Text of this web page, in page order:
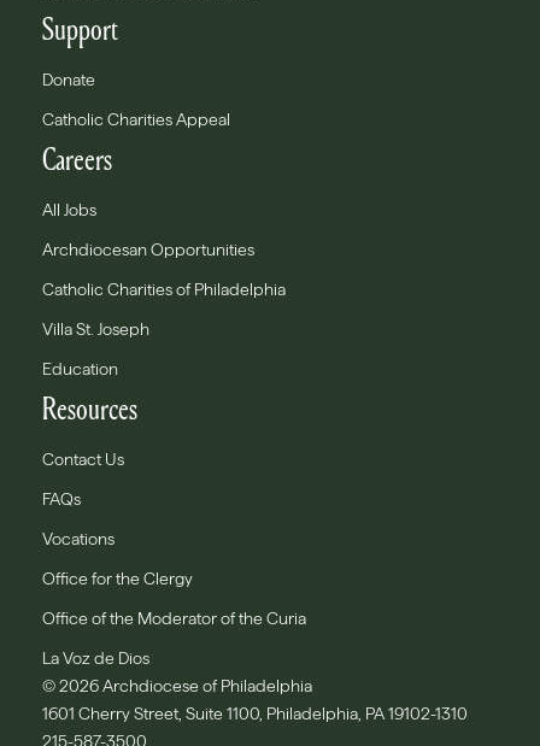
Support
Donate
Catholic Charities Appeal
Careers
All Jobs
Archdiocesan Opportunities
Catholic Charities of Philadelphia
Villa St. Joseph
Education
Resources
Contact Us
FAQs
Vocations
Office for the Clergy
Office of the Moderator of the Curia
La Voz de Dios
© 2026 Archdiocese of Philadelphia
1601 Cherry Street, Suite 1100, Philadelphia, PA 19102-1310
215-587-3500